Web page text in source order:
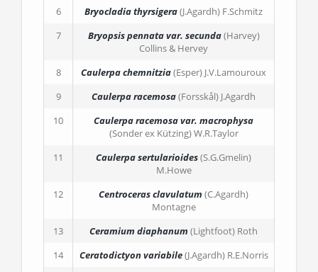
6
Bryocladia thyrsigera(J.Agardh) F.Schmitz
7
Bryopsis pennatavar. secunda(Harvey)
Collins & Hervey
8
Caulerpa chemnitzia(Esper) J.V.Lamouroux
9
Caulerpa racemosa(Forsskål) J.Agardh
10
Caulerpa racemosavar. macrophysa
(Sonder ex Kützing) W.R.Taylor
11
Caulerpa sertularioides(S.G.Gmelin)
M.Howe
12
Centroceras clavulatum (C.Agardh)
Montagne
13
Ceramium diaphanum (Lightfoot) Roth
14
Ceratodictyon variabile(J.Agardh) R.E.Norris